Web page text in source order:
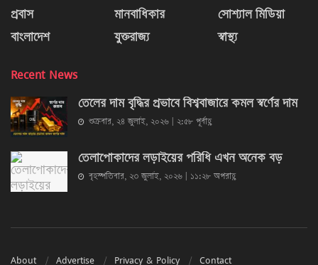
প্রবাস
বাংলাদেশ
মানবাধিকার
যুক্তরাজ্য
সোশ্যাল মিডিয়া
স্বাস্থ্য
Recent News
তেলের দাম বৃদ্ধির প্রভাবে বিশ্ববাজারে কমল স্বর্ণের দাম
শুক্রবার, ২৪ জুলাই, ২০২৬ | ২:৫৮ পূর্বাহ্ণ
তেলাপোকাদের লড়াইয়ের পরিধি এখন অনেক বড়
বৃহস্পতিবার, ২৩ জুলাই, ২০২৬ | ১১:২৮ অপরাহ্ণ
About Advertise Privacy & Policy Contact